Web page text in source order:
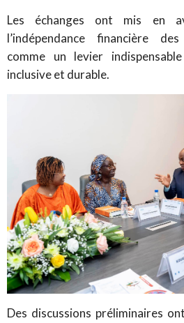
Les échanges ont mis en
l’indépendance financière
comme un levier
inclusive et durable.
Des discussions préliminaires